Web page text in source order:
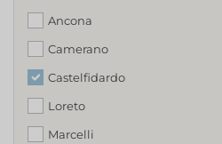
Ancona
Camerano
Castelfidardo
Loreto
Marcelli